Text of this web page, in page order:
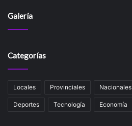
Galería
Categorías
Locales Provinciales Nacionales
Deportes Tecnología Economía